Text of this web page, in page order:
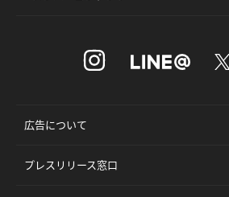
広告について
プレスリリース窓口